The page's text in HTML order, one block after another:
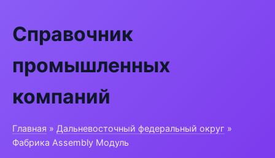
Справочник
промышленных
компаний
Главная » Дальневосточный федеральный округ »
Фабрика Assembly Модуль